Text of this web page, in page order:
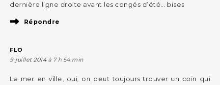
dernière ligne droite avant les congés d’été… bises
Répondre
FLO
9 juillet 2014 à 7 h 54 min
La mer en ville, oui, on peut toujours trouver un coin qui